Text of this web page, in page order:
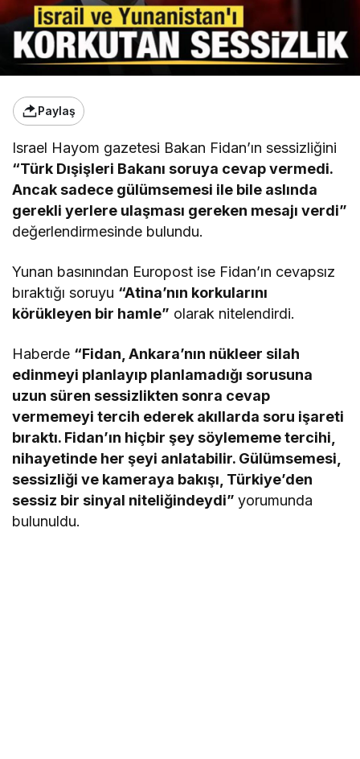
Paylaş
Israel Hayom gazetesi Bakan Fidan’ın sessizliğini
“Türk Dışişleri Bakanı soruya cevap vermedi.
Ancak sadece gülümsemesi ile bile aslında
gerekli yerlere ulaşması gereken mesajı verdi”
değerlendirmesinde bulundu.
Yunan basınından Europost ise Fidan’ın cevapsız
bıraktığı soruyu “Atina’nın korkularını
körükleyen bir hamle” olarak nitelendirdi.
Haberde “Fidan, Ankara’nın nükleer silah
edinmeyi planlayıp planlamadığı sorusuna
uzun süren sessizlikten sonra cevap
vermemeyi tercih ederek akıllarda soru işareti
bıraktı. Fidan’ın hiçbir şey söylememe tercihi,
nihayetinde her şeyi anlatabilir. Gülümsemesi,
sessizliği ve kameraya bakışı, Türkiye’den
sessiz bir sinyal niteliğindeydi”yorumunda
bulunuldu.